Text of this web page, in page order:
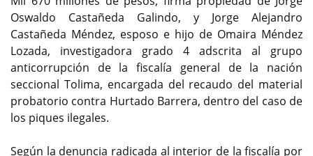
Oswaldo Castañeda Galindo, y Jorge Alejandro
Castañeda Méndez, esposo e hijo de Omaira Méndez
Lozada, investigadora grado 4 adscrita al grupo
anticorrupción de la fiscalía general de la nación
seccional Tolima, encargada del recaudo del material
probatorio contra Hurtado Barrera, dentro del caso de
los piques ilegales.
Según la denuncia radicada al interior de la fiscalía por